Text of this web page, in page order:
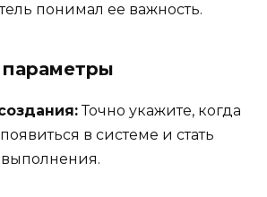
понимал ее важность.
Точно укажите, когда
в системе и стать